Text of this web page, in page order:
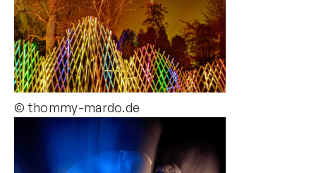
© thommy-mardo.de